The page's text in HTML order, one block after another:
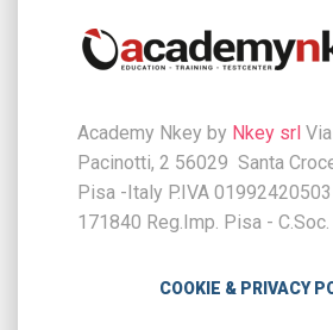
Academy Nkey by Nkey srl
Pacinotti, 2 56029 Santa
Pisa -Italy P.IVA 01992420503
171840 Reg.Imp. Pisa -
COOKIE & PRIVACY